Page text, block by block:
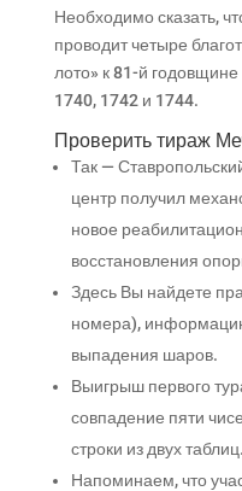
Необходимо сказать,
проводит четыре
лото» к 81-й
1740, 1742 и 1744.
Проверить тираж
Так —
центр получил
новое
восстановления
Здесь Вы найдете
номера),
выпадения шаров.
Выигрыш первого
совпадение пяти
строки из двух таблиц.
Напоминаем, что